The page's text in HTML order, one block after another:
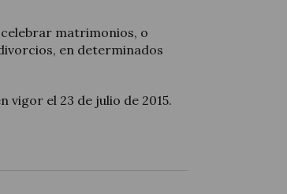
matrimonios, o
en determinados
el 23 de julio de 2015.